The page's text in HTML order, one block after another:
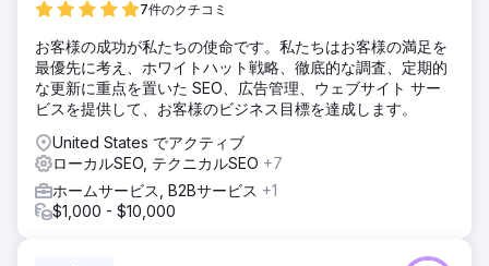
7件のクチコミ
お客様の成功が私たちの使命です。私たちはお客様の満足を
最優先に考え、ホワイトハット戦略、徹底的な調査、定期的
な更新に重点を置いた SEO、広告管理、ウェブサイト サー
ビスを提供して、お客様のビジネス目標を達成します。
United States でアクティブ
ローカルSEO, テクニカルSEO +7
ホームサービス, B2Bサービス +1
$1,000 - $10,000